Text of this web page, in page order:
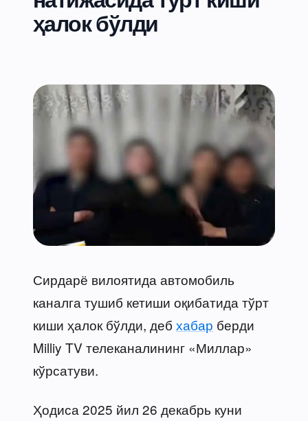
ҳалок бўлди
Сирдарё вилоятида автомобиль
каналга тушиб кетиши оқибатида тўрт
киши ҳалок бўлди, деб хабар берди
Milliy TV телеканалининг «Миллар»
кўрсатуви.
Ҳодиса 2025 йил 26 декабрь куни